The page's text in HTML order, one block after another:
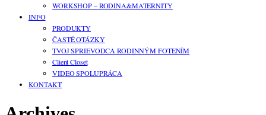
WORKSHOP – RODINA&MATERNITY
INFO
PRODUKTY
ČASTÉ OTÁZKY
TVOJ SPRIEVODCA RODINNÝM FOTENÍM
Client Closet
VIDEO SPOLUPRÁCA
KONTAKT